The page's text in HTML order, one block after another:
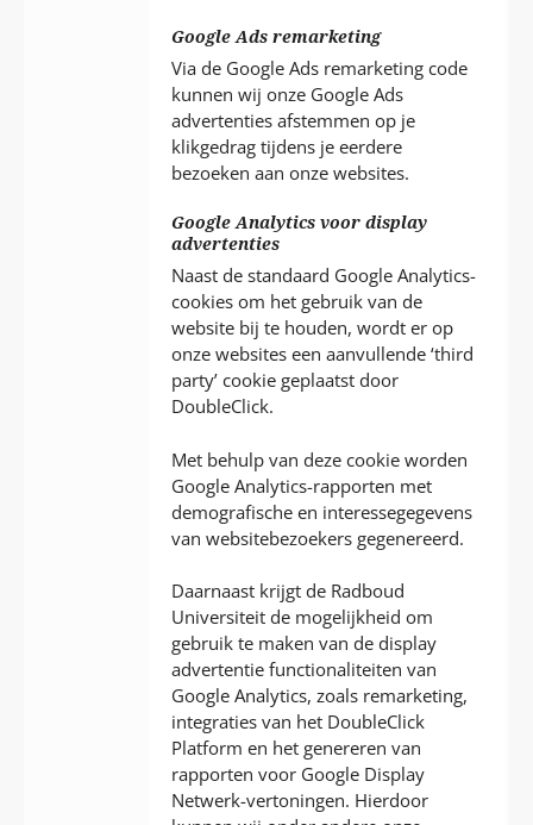
Google Ads remarketing
Via de Google Ads remarketing code
kunnen wij onze Google Ads
advertenties afstemmen op je
klikgedrag tijdens je eerdere
bezoeken aan onze websites.
Google Analytics voor display
advertenties
Naast de standaard Google Analytics-
cookies om het gebruik van de
website bij te houden, wordt er op
onze websites een aanvullende ‘third
party’ cookie geplaatst door
DoubleClick.
Met behulp van deze cookie worden
Google Analytics-rapporten met
demografische en interessegegevens
van websitebezoekers gegenereerd.
Daarnaast krijgt de Radboud
Universiteit de mogelijkheid om
gebruik te maken van de display
advertentie functionaliteiten van
Google Analytics, zoals remarketing,
integraties van het DoubleClick
Platform en het genereren van
rapporten voor Google Display
Netwerk-vertoningen. Hierdoor